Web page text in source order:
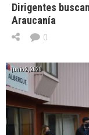
Dirigentes
Araucanía
0
junio 2, 2020